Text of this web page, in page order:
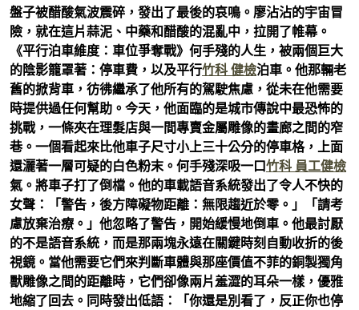
盤子被醋酸氣波震碎，發出了最後的哀鳴。廖沾沾的宇宙冒
險，就在這片蒜泥、中藥和醋酸的混亂中，拉開了帷幕。
《平行泊車維度：車位爭奪戰》何手殘的人生，被兩個巨大
的陰影籠罩著：停車費，以及平行竹科 健檢泊車。他那輛老
舊的掀背車，彷彿繼承了他所有的駕駛焦慮，從未在他需要
時提供過任何幫助。今天，他面臨的是城市傳說中最恐怖的
挑戰，一條夾在理髮店與一間專賣金屬雕像的畫廊之間的窄
巷。一個看起來比他車子尺寸小上三十公分的停車格，上面
還灑著一層可疑的白色粉末。何手殘深吸一口竹科 員工健檢
氣。將車子打了倒檔。他的車載語音系統發出了令人不快的
女聲：「警告，後方障礙物距離：無限趨近於零。」「請考
慮放棄治療。」他忽略了警告，開始緩慢地倒車。他最討厭
的不是語音系統，而是那兩塊永遠在關鍵時刻自動收折的後
視鏡。當他需要它們來判斷車體與那座價值不菲的銅製獨角
獸雕像之間的距離時，它們卻像兩片羞澀的耳朵一樣，優雅
地縮了回去。同時發出低語：「你還是別看了，反正你也停